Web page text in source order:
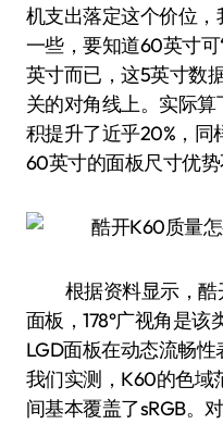
机支出落定这个价位
一些，要知道60英寸
英寸而已，这5英寸数
关的对角线上。实际
积提升了近乎20%，同
60英寸的面板尺寸优势
根据资料显示，
面板，178°广视角是
LGD面板在动态流畅
我们实测，K60的色域
间基本覆盖了sRGB。